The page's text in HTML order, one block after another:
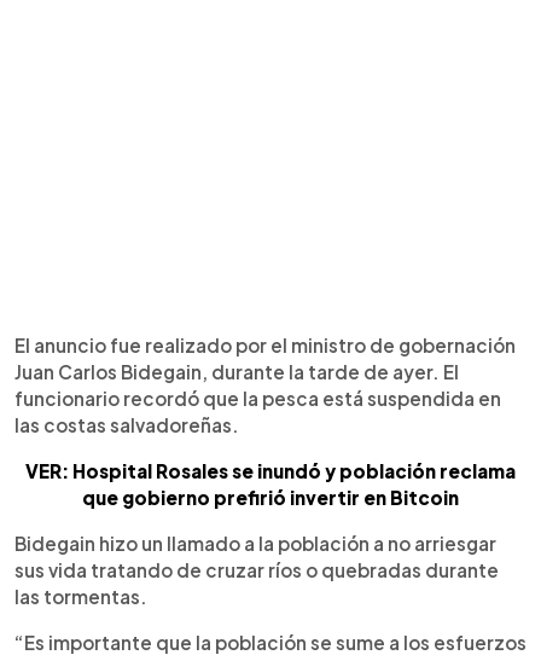
El anuncio fue realizado por el ministro de gobernación
Juan Carlos Bidegain, durante la tarde de ayer. El
funcionario recordó que la pesca está suspendida en
las costas salvadoreñas.
VER: Hospital Rosales se inundó y población reclama
que gobierno prefirió invertir en Bitcoin
Bidegain hizo un llamado a la población a no arriesgar
sus vida tratando de cruzar ríos o quebradas durante
las tormentas.
“Es importante que la población se sume a los esfuerzos